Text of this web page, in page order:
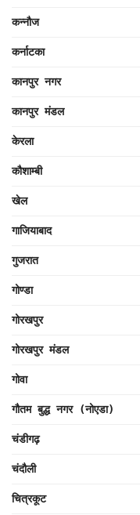
कन्नौज
कर्नाटका
कानपुर नगर
कानपुर मंडल
केरला
कौशाम्बी
खेल
गाजियाबाद
गुजरात
गोण्डा
गोरखपुर
गोरखपुर मंडल
गोवा
गौतम बुद्ध नगर (नोएडा)
चंडीगढ़
चंदौली
चित्रकूट